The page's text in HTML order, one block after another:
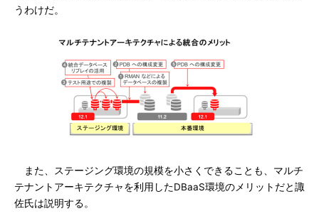
うわけだ。
また、ステージング環境の規模を小さくできることも、マルチ
テナントアーキテクチャを利用したDBaaS環境のメリットだと諏
佐氏は説明する。